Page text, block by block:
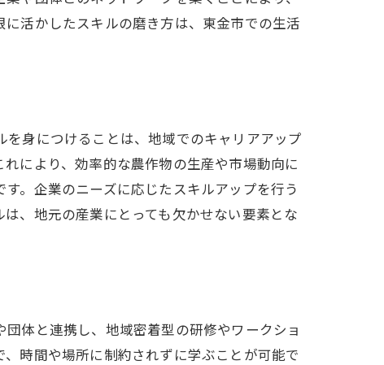
活かしたスキルの磨き方は、東金市での生活
身につけることは、地域でのキャリアアップ
により、効率的な農作物の生産や市場動向に
。企業のニーズに応じたスキルアップを行う
、地元の産業にとっても欠かせない要素とな
体と連携し、地域密着型の研修やワークショ
時間や場所に制約されずに学ぶことが可能で